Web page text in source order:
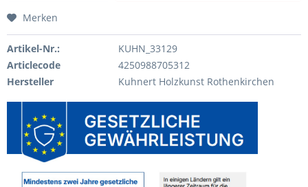
Merken
Artikel-Nr.:
KUHN_33129
Articlecode
4250988705312
Hersteller
Kuhnert Holzkunst Rothenkirchen